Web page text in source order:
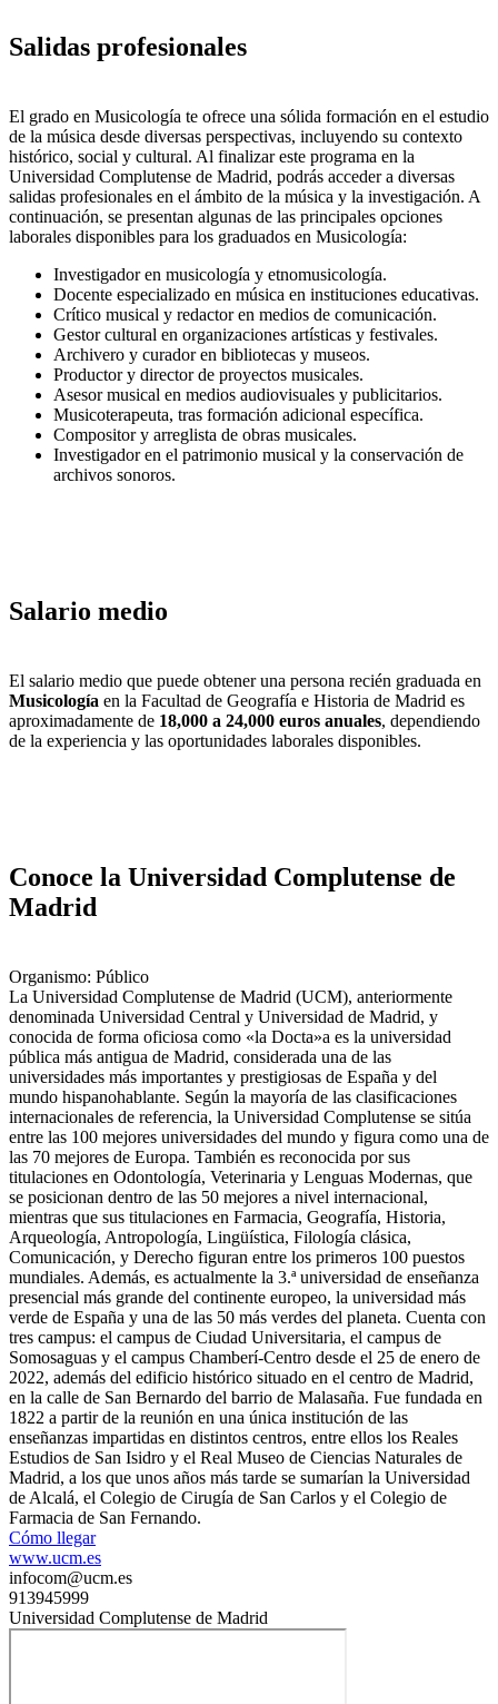
Salidas profesionales
El grado en Musicología te ofrece una sólida formación en el estudio
de la música desde diversas perspectivas, incluyendo su contexto
histórico, social y cultural. Al finalizar este programa en la
Universidad Complutense de Madrid, podrás acceder a diversas
salidas profesionales en el ámbito de la música y la investigación. A
continuación, se presentan algunas de las principales opciones
laborales disponibles para los graduados en Musicología:
Investigador en musicología y etnomusicología.
Docente especializado en música en instituciones educativas.
Crítico musical y redactor en medios de comunicación.
Gestor cultural en organizaciones artísticas y festivales.
Archivero y curador en bibliotecas y museos.
Productor y director de proyectos musicales.
Asesor musical en medios audiovisuales y publicitarios.
Musicoterapeuta, tras formación adicional específica.
Compositor y arreglista de obras musicales.
Investigador en el patrimonio musical y la conservación de
archivos sonoros.
Salario medio
El salario medio que puede obtener una persona recién graduada en
Musicología en la Facultad de Geografía e Historia de Madrid es
aproximadamente de 18,000 a 24,000 euros anuales, dependiendo
de la experiencia y las oportunidades laborales disponibles.
Conoce la Universidad Complutense de
Madrid
Organismo: Público
La Universidad Complutense de Madrid (UCM), anteriormente
denominada Universidad Central y Universidad de Madrid, y
conocida de forma oficiosa como «la Docta»a​ es la universidad
pública más antigua de Madrid, considerada una de las
universidades más importantes y prestigiosas de España y del
mundo hispanohablante. Según la mayoría de las clasificaciones
internacionales de referencia, la Universidad Complutense se sitúa
entre las 100 mejores universidades del mundo y figura como una de
las 70 mejores de Europa. También es reconocida por sus
titulaciones en Odontología, Veterinaria y Lenguas Modernas, que
se posicionan dentro de las 50 mejores a nivel internacional,
mientras que sus titulaciones en Farmacia, Geografía, Historia,
Arqueología, Antropología, Lingüística, Filología clásica,
Comunicación, y Derecho figuran entre los primeros 100 puestos
mundiales.​ Además, es actualmente la 3.ª universidad de enseñanza
presencial más grande del continente europeo, la universidad más
verde de España y una de las 50 más verdes del planeta. Cuenta con
tres campus: el campus de Ciudad Universitaria, el campus de
Somosaguas y el campus Chamberí-Centro desde el 25 de enero de
2022​, además del edificio histórico situado en el centro de Madrid,
en la calle de San Bernardo del barrio de Malasaña. Fue fundada en
1822 a partir de la reunión en una única institución de las
enseñanzas impartidas en distintos centros, entre ellos los Reales
Estudios de San Isidro y el Real Museo de Ciencias Naturales de
Madrid, a los que unos años más tarde se sumarían la Universidad
de Alcalá, el Colegio de Cirugía de San Carlos y el Colegio de
Farmacia de San Fernando.
Cómo llegar
www.ucm.es
infocom@ucm.es
913945999
Universidad Complutense de Madrid